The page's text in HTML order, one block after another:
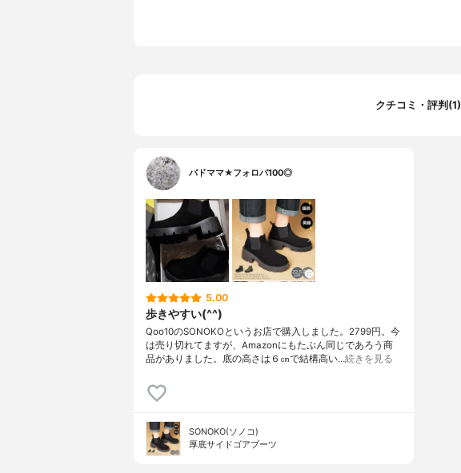
クチコミ・評判(1)
バドママ★フォロバ100◎
5.00
歩きやすい(^^)
Qoo10のSONOKOというお店で購入しました。2799円。今
は売り切れてますが、Amazonにもたぶん同じであろう商
品がありました。底の高さは６㎝で結構高い…続きを見る
SONOKO(ソノコ)
厚底サイドゴアブーツ